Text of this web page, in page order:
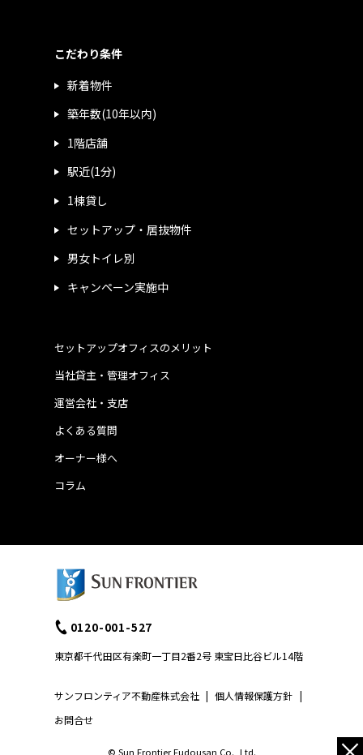
こだわり条件
新着物件
築年数(10年以内)
1階店舗
駅近(1分)
1棟貸し
セットアップ・居抜物件
男女トイレ別
キャンペーン実施中
運営会社・支店
よくある質問
当社貸主・管理オフィス
オーナー様へ
コラム
セットアップオフィスのメリット
サンフロンティア不動産株式会社 | 個人情報保護方針 |
お問合せ
0120-001-527
東京都千代田区有楽町一丁目2番2号 東宝日比谷ビル14階
© Sun Frontier Fudousan Co., Ltd.